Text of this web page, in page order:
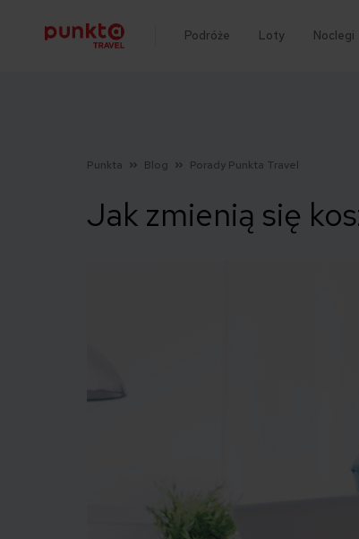
Podróże Loty Noclegi
Punkta Blog Porady Punkta Travel
Jak zmienią się